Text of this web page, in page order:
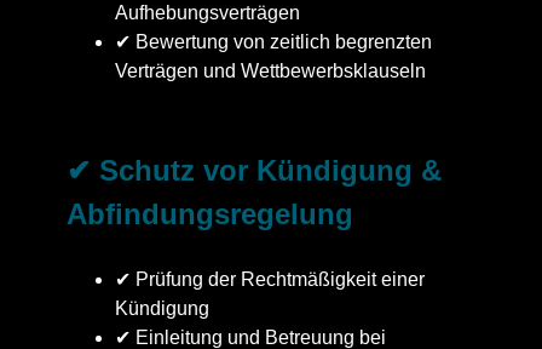
Aufhebungsverträgen
✔ Bewertung von zeitlich begrenzten
Verträgen und Wettbewerbsklauseln
✔ Schutz vor Kündigung &
Abfindungsregelung
✔ Prüfung der Rechtmäßigkeit einer
Kündigung
✔ Einleitung und Betreuung bei